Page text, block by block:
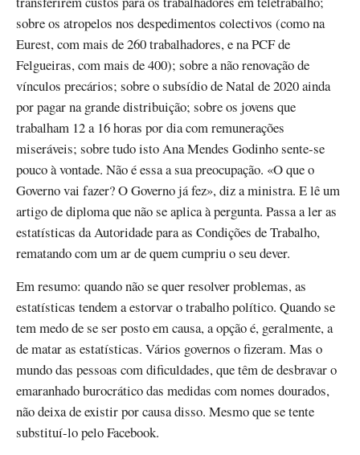
sobre os atropelos nos despedimentos colectivos (como na
Eurest, com mais de 260 trabalhadores, e na PCF de
Felgueiras, com mais de 400); sobre a não renovação de
vínculos precários; sobre o subsídio de Natal de 2020 ainda
por pagar na grande distribuição; sobre os jovens que
trabalham 12 a 16 horas por dia com remunerações
miseráveis; sobre tudo isto Ana Mendes Godinho sente-se
pouco à vontade. Não é essa a sua preocupação. «O que o
Governo vai fazer? O Governo já fez», diz a ministra. E lê um
artigo de diploma que não se aplica à pergunta. Passa a ler as
estatísticas da Autoridade para as Condições de Trabalho,
rematando com um ar de quem cumpriu o seu dever.
Em resumo: quando não se quer resolver problemas, as
estatísticas tendem a estorvar o trabalho político. Quando se
tem medo de se ser posto em causa, a opção é, geralmente, a
de matar as estatísticas. Vários governos o fizeram. Mas o
mundo das pessoas com dificuldades, que têm de desbravar o
emaranhado burocrático das medidas com nomes dourados,
não deixa de existir por causa disso. Mesmo que se tente
substituí-lo pelo Facebook.